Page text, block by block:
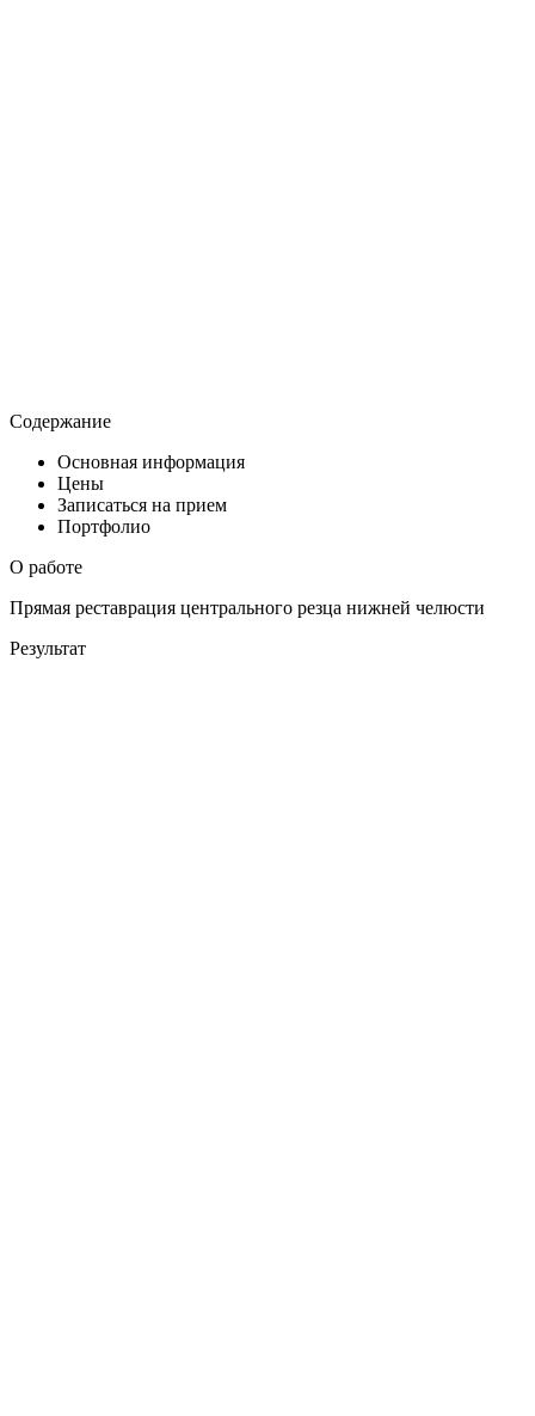
Содержание
Основная информация
Цены
Записаться на прием
Портфолио
О работе
Прямая реставрация центрального резца нижней челюсти
Результат